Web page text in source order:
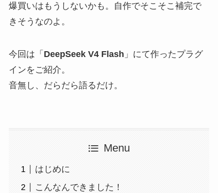
爆買いはもうしないかも。自作でそこそこ補完で
きそうなのよ。
今回は「 DeepSeek V4 Flash 」にて作ったプラグ
インをご紹介。
音無し、だらだら語るだけ。
Menu
はじめに
こんなんできました！